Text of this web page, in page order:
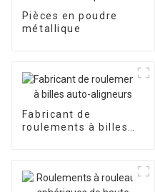
Pièces en poudre
métallique
Fabricant de
roulements à billes